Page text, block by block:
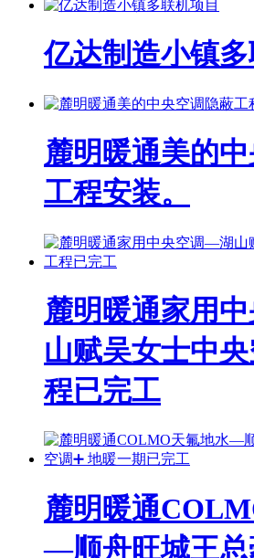
亿达制造小镇多
麓明暖通美的
工程安装。
麓明暖通家用
山赋吴女士中
程已完工
麓明暖通
—顺舟旺城王总